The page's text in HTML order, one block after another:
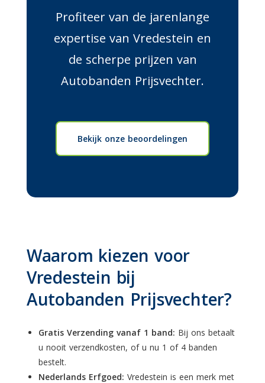
Profiteer van de jarenlange
expertise van Vredestein en
de scherpe prijzen van
Autobanden Prijsvechter.
Bekijk onze beoordelingen
Waarom kiezen voor
Vredestein bij
Autobanden Prijsvechter?
Gratis Verzending vanaf 1 band: Bij ons betaalt
u nooit verzendkosten, of u nu 1 of 4 banden
bestelt.
Nederlands Erfgoed: Vredestein is een merk met